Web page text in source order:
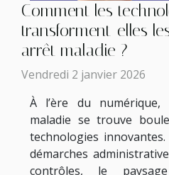
Comment les
transforment-elles
arrêt maladie ?
Vendredi 2 janvier 2026
À l’ère du
maladie se trouve
technologies
démarches
contrôles, le